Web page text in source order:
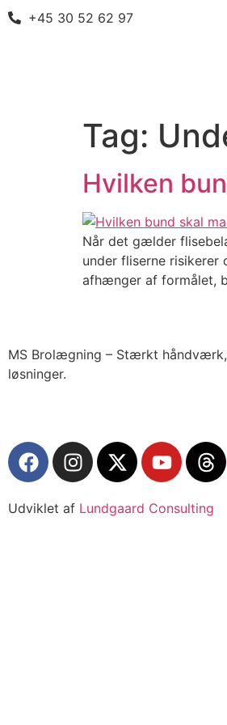
+45 30 52 62 97
Tag:
Hvilken
Når det gælder
under fliserne
afhænger af formålet,
MS Brolægning – Stærkt
løsninger.
Udviklet af Lundgaard Consulting